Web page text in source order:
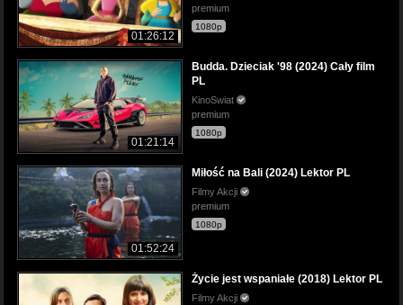
01:26:12
premium
1080p
01:21:14
Budda. Dzieciak '98 (2024) Cały film
PL
KinoSwiat
premium
1080p
01:52:24
Miłość na Bali (2024) Lektor PL
Filmy Akcji
premium
1080p
Życie jest wspaniałe (2018) Lektor PL
Filmy Akcji